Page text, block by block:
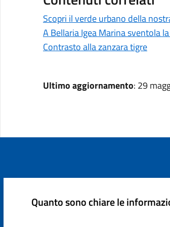
Scopri il verde urbano della
A Bellaria Igea Marina sventola
Contrasto alla zanzara tigre
Ultimo aggiornamento: 29
Quanto sono chiare le